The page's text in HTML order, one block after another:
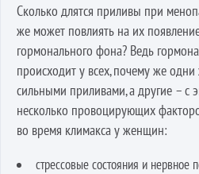
Сколько длятся приливы при
же может повлиять на их
гормонального фона? Ведь
происходит у всех, почему же
сильными приливами, а другие – с
несколько провоцирующих
во время климакса у женщин:
стрессовые состояния и нервное